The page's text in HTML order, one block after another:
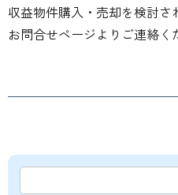
収益物件購入・売却を検討
お問合せページよりご連絡く